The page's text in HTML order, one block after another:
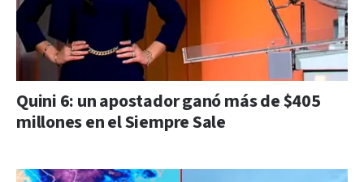
Quini 6: un apostador ganó más de $405
millones en el Siempre Sale